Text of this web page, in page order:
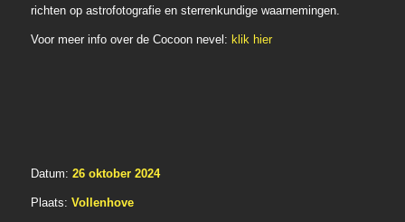
richten op astrofotografie en sterrenkundige waarnemingen.
Voor meer info over de Cocoon nevel: klik hier
Datum: 26 oktober 2024
Plaats: Vollenhove